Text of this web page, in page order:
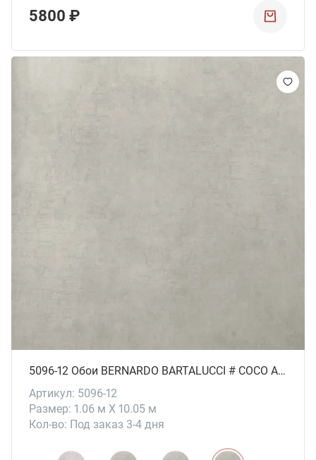
5800 ₽
5096-12 Обои BERNARDO BARTALUCCI # СОСО ART
Артикул: 5096-12
Размер: 1.06 м X 10.05 м
Кол-во: Под заказ 3-4 дня